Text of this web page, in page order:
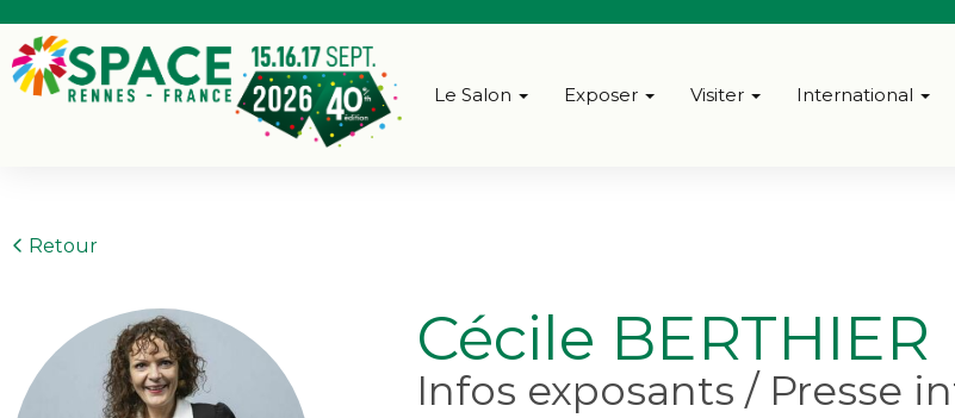
Le Salon Exposer Visiter International
Retour
Cécile BERTHIER
Infos exposants / Presse